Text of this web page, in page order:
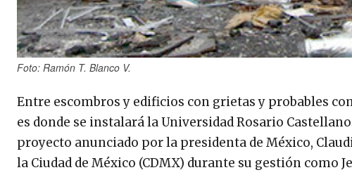
Foto: Ramón T. Blanco V.
Entre escombros y edificios con grietas y probables
es donde se instalará la Universidad Rosario
proyecto anunciado por la presidenta de México,
la Ciudad de México (CDMX) durante su gestión como